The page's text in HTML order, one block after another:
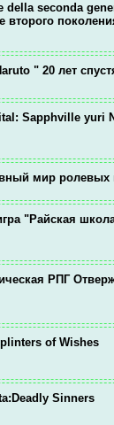
della seconda
второго
" 20 лет
Sapphville yuri
мир ролевых
"Райская
РПГ
of Wishes
Sinners